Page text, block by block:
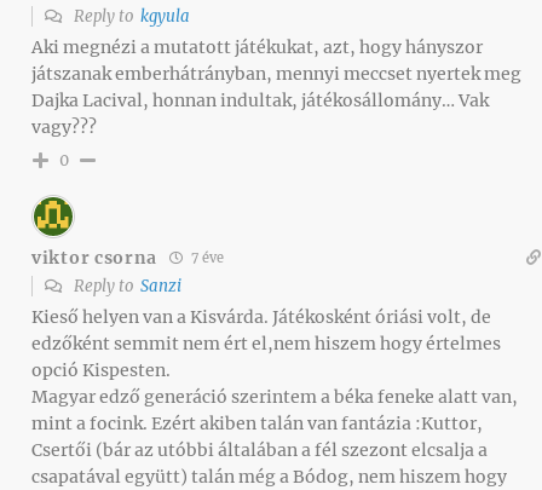
Reply to kgyula
Aki megnézi a mutatott játékukat, azt, hogy hányszor
játszanak emberhátrányban, mennyi meccset nyertek meg
Dajka Lacival, honnan indultak, játékosállomány… Vak
vagy???
0
viktor csorna 7 éve
Reply to Sanzi
Kieső helyen van a Kisvárda. Játékosként óriási volt, de
edzőként semmit nem ért el,nem hiszem hogy értelmes
opció Kispesten.
Magyar edző generáció szerintem a béka feneke alatt van,
mint a focink. Ezért akiben talán van fantázia :Kuttor,
Csertői (bár az utóbbi általában a fél szezont elcsalja a
csapatával együtt) talán még a Bódog, nem hiszem hogy